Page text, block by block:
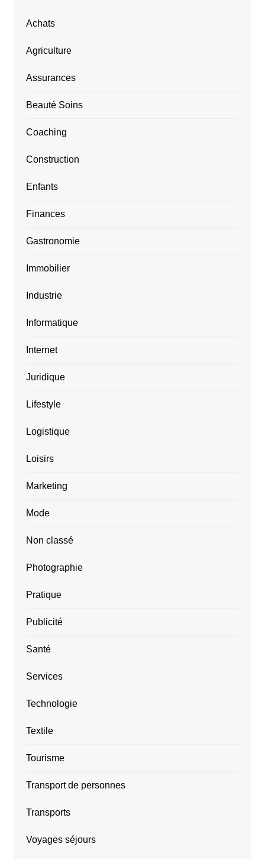
Achats
Agriculture
Assurances
Beauté Soins
Coaching
Construction
Enfants
Finances
Gastronomie
Immobilier
Industrie
Informatique
Internet
Juridique
Lifestyle
Logistique
Loisirs
Marketing
Mode
Non classé
Photographie
Pratique
Publicité
Santé
Services
Technologie
Textile
Tourisme
Transport de personnes
Transports
Voyages séjours